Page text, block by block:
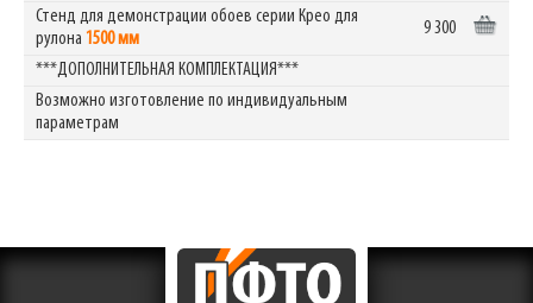
Стенд для демонстрации обоев серии Крео для
рулона 1500 мм
9 300
***ДОПОЛНИТЕЛЬНАЯ КОМПЛЕКТАЦИЯ***
Возможно изготовление по индивидуальным
параметрам